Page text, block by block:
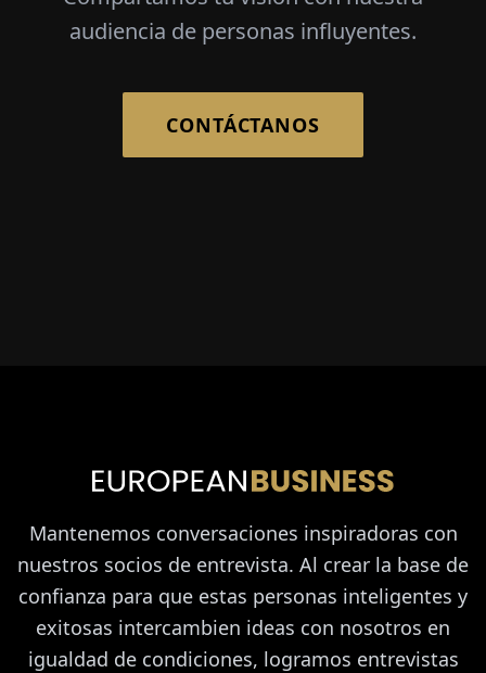
audiencia de personas influyentes.
CONTÁCTANOS
Mantenemos conversaciones inspiradoras con
nuestros socios de entrevista. Al crear la base de
confianza para que estas personas inteligentes y
exitosas intercambien ideas con nosotros en
igualdad de condiciones, logramos entrevistas